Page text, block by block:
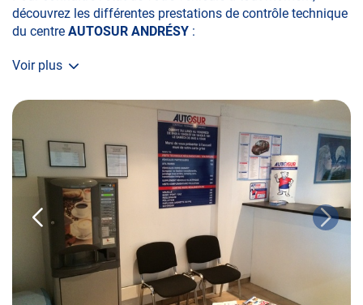
découvrez les différentes prestations de contrôle technique
du centre AUTOSUR ANDRÉSY :
• le contrôle technique obligatoire
• la contre-visite
• le contrôle pollution
• le contrôle des véhicules hybrides ou électriques
• le contrôle technique des véhicules GPL/Gaz*
• le contrôle de la Catégorie L (moto, scooter, mobylette, 3
roues, quad, voiturette, voiture sans permis)
• le pré-contrôle contrôle technique ou contrôle technique
Voir plus